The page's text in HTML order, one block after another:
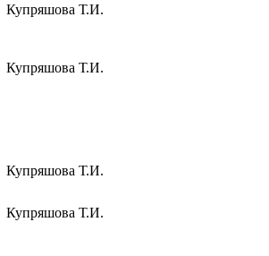
Купряшова Т.И.
Купряшова Т.И.
Купряшова Т.И.
Купряшова Т.И.